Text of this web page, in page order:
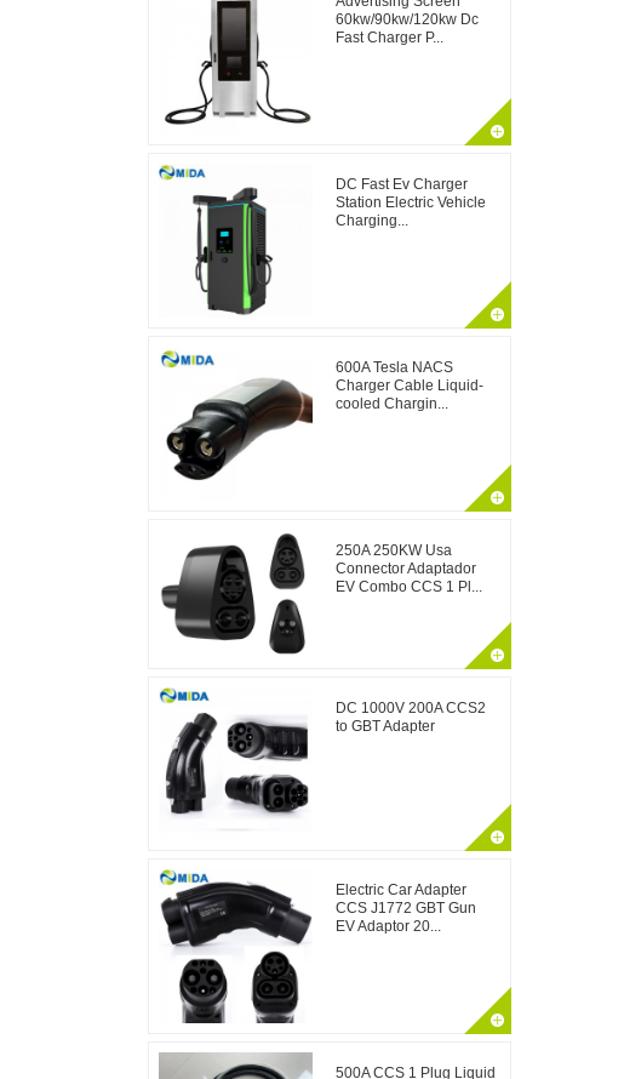
60kw/90kw/120kw Dc
Fast Charger P...
DC Fast Ev Charger
Station Electric Vehicle
Charging...
600A Tesla NACS
Charger Cable Liquid-
cooled Chargin...
250A 250KW Usa
Connector Adaptador
EV Combo CCS 1 Pl...
DC 1000V 200A CCS2
to GBT Adapter
Electric Car Adapter
CCS J1772 GBT Gun
EV Adaptor 20...
500A CCS 1 Plug Liquid